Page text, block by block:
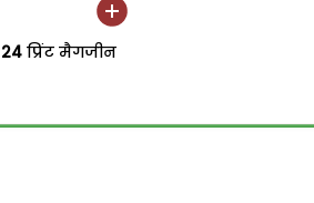
24 प्रिंट मैगजीन